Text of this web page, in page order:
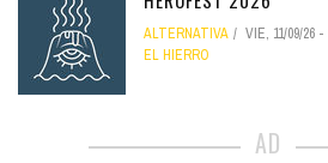
ALTERNATIVA VIE, 11/09/26 -
EL HIERRO
AD